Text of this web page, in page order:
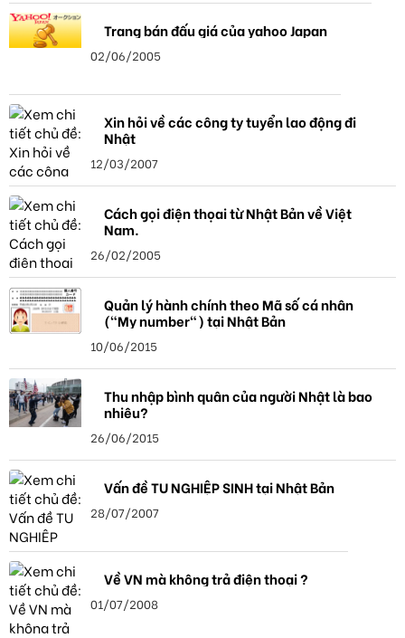
Trang bán đấu giá của yahoo Japan
02/06/2005
Xin hỏi về các công ty tuyển lao động đi
Nhật
12/03/2007
Cách gọi điện thọai từ Nhật Bản về Việt
Nam.
26/02/2005
Quản lý hành chính theo Mã số cá nhân
("My number") tại Nhật Bản
10/06/2015
Thu nhập bình quân của người Nhật là bao
nhiêu?
26/06/2015
Vấn đề TU NGHIỆP SINH tại Nhật Bản
28/07/2007
Về VN mà không trả điện thoại ?
01/07/2008